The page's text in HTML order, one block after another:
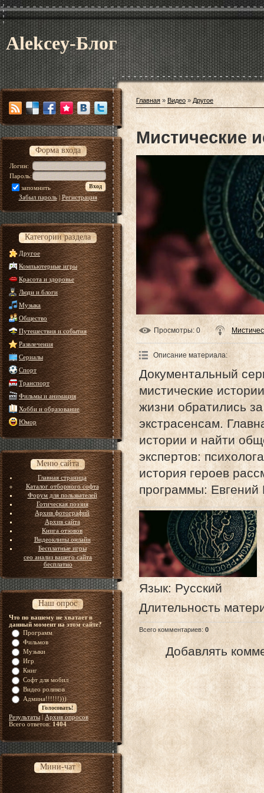
Alekcey-Блог
Форма входа
Логин:
Пароль:
запомнить
Забыл пароль|Регистрация
Категории раздела
Другое
Компьютерные игры
Красота и здоровье
Люди и блоги
Музыка
Общество
Путешествия и события
Развлечения
Сериалы
Спорт
Транспорт
Фильмы и анимация
Хобби и образование
Юмор
Меню сайта
Главная страница
Каталог отборного софта
Форум для пользвателей
Готическая поэзия
Архив фотографий
Архив сайта
Книга отзовов
Видеоклипы онлайн
Бесплатные игры
сео анализ вашего сайта
бесплатно
Наш опрос
Что по вашему не хватает в
данный момент на этом сайте?
Программ
Фильмов
Музыки
Игр
Книг
Софт для мобил
Видео роликов
Админа!!!!!!)))
Результаты|Архив опросов
Всего ответов: 1404
Мини-чат
Главная » Видео » Другое
Мистические
Просмотры: 0
Описание материала:
Документальный
мистические
жизни обратились
экстрасенсам.
истории и найти
экспертов:
история героев
программы: Евгений
Язык: Русский
Длительность
Всего комментариев: 0
Добавлять